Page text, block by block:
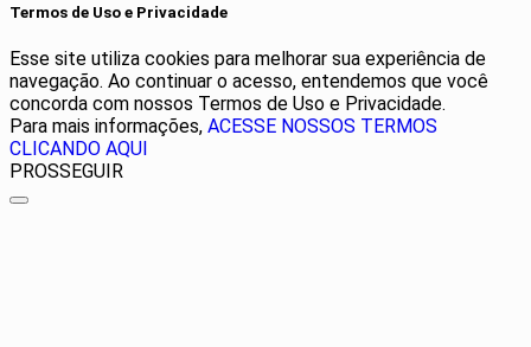
Termos de Uso e Privacidade
Esse site utiliza cookies para melhorar sua experiência de
navegação. Ao continuar o acesso, entendemos que você
concorda com nossos Termos de Uso e Privacidade.
Para mais informações, ACESSE NOSSOS TERMOS
CLICANDO AQUI
PROSSEGUIR